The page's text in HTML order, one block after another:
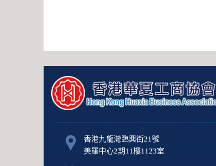
香港九龍灣臨興街21號
美羅中心2期11樓1123室